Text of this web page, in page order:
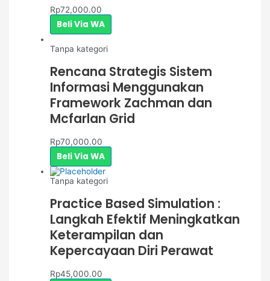
Rp72,000.00
Beli Via WA
Tanpa kategori
Rencana Strategis Sistem
Informasi Menggunakan
Framework Zachman dan
Mcfarlan Grid
Rp70,000.00
Beli Via WA
Tanpa kategori
Practice Based Simulation :
Langkah Efektif Meningkatkan
Keterampilan dan
Kepercayaan Diri Perawat
Rp45,000.00